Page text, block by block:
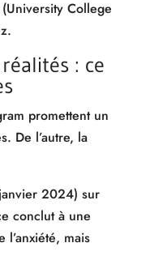
College
: ce
promettent un
De l’autre, la
2024) sur
conclut à une
mais